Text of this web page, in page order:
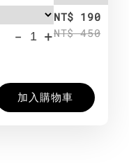
- +
NT$ 190
NT$ 450
加入購物車